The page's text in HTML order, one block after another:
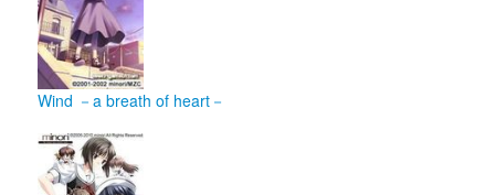
Wind －a breath of heart－